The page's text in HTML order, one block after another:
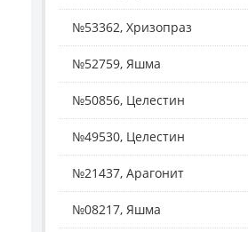
№53362, Хризопраз
№52759, Яшма
№50856, Целестин
№49530, Целестин
№21437, Арагонит
№08217, Яшма